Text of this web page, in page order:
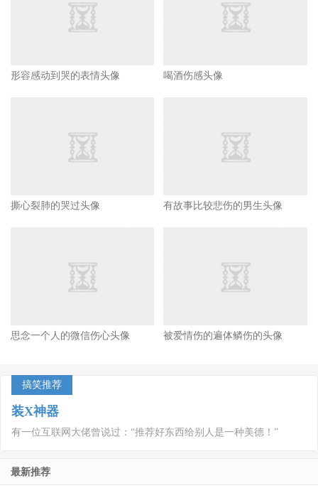
形容感动到哭的表情头像 喝酒伤感头像
撕心裂肺的哭过头像 有故事比较悲伤的男生头像
思念一个人的微信伤心头像 被爱情伤的遍体鳞伤的头像
搞笑推荐
装X神器
有一位互联网大佬曾说过：“推荐好东西给别人是一种美德！”
最新推荐